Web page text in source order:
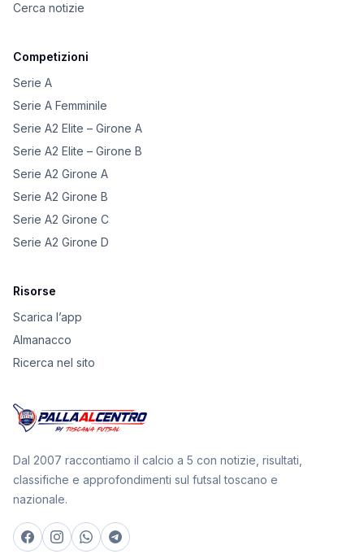
Cerca notizie
Competizioni
Serie A
Serie A Femminile
Serie A2 Elite – Girone A
Serie A2 Elite – Girone B
Serie A2 Girone A
Serie A2 Girone B
Serie A2 Girone C
Serie A2 Girone D
Risorse
Scarica l’app
Almanacco
Ricerca nel sito
Dal 2007 raccontiamo il calcio a 5 con notizie, risultati,
classifiche e approfondimenti sul futsal toscano e
nazionale.